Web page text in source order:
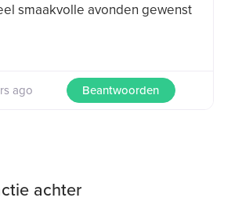
smaakvolle avonden gewenst
ago Beantwoorden
achter